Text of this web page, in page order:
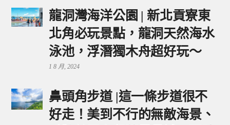
龍洞灣海洋公園 | 新北貢寮東
北角必玩景點，龍洞天然海水
泳池，浮潛獨木舟超好玩～
1 8 月, 2024
鼻頭角步道 |這一條步道很不
好走！美到不行的無敵海景、